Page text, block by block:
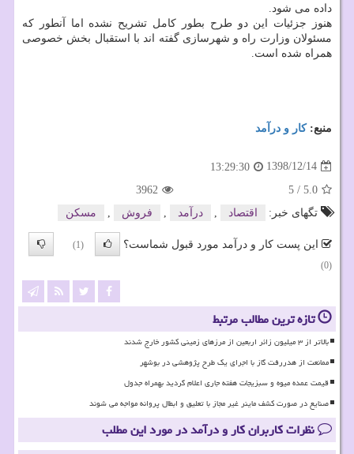
داده می شود.
هنوز جزئیات این دو طرح بطور كامل تشریح نشده اما آنطور كه
مسئولان وزارت راه و شهرسازی گفته اند با استقبال بخش خصوصی
همراه شده است.
منبع:كار و درآمد
1398/12/14
13:29:30
5.0
/
5
3962
تگهای خبر:
اقتصاد , درآمد , فروش , مسكن
این پست کار و درآمد مورد قبول شماست؟
(1)
(0)
تازه ترین مطالب مرتبط
بالاتر از ۳ میلیون زائر اربعین از مرزهای زمینی کشور خارج شدند
ممانعت از هدررفت گاز با اجرای یک طرح پژوهشی در بوشهر
قیمت عمده میوه و سبزیجات هفته جاری اعلام گردید بهمراه جدول
صنایع در صورت کشف ماینر غیر مجاز با تعلیق و ابطال پروانه مواجه می شوند
نظرات کاربران کار و درآمد در مورد این مطلب